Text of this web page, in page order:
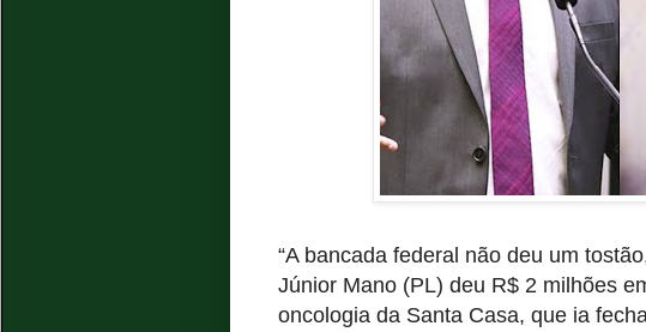
“A bancada federal não deu um
Júnior Mano (PL) deu R$ 2 milhões
oncologia da Santa Casa, que ia